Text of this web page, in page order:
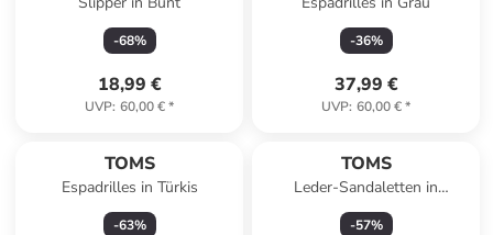
-68%
18,99 €
UVP: 60,00 €*
-36%
37,99 €
UVP: 60,00 €*
TOMS
Espadrilles in Türkis
-63%
TOMS
Leder-Sandaletten in
Hellbraun
-57%